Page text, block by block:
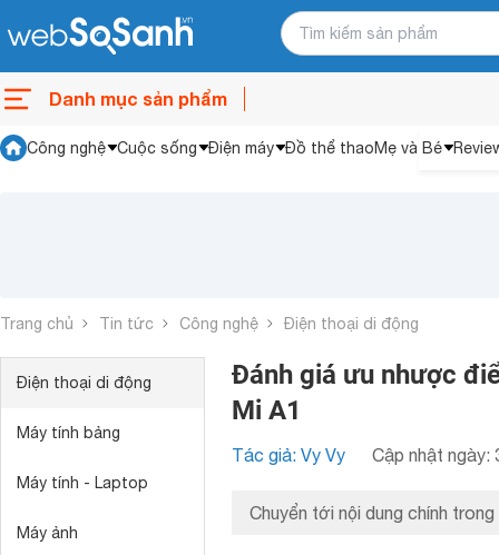
Danh mục sản phẩm
Công nghệ Cuộc sống Điện máy Đồ thể thaoMẹ và Bé
Trang chủ Tin tức Công nghệ Điện thoại di động
Điện thoại di động
Máy tính bảng
Máy tính - Laptop
Máy ảnh
Đánh giá ưu nhược
Mi A1
Tác giả: Vy Vy Cập nhật ngày:
Chuyển tới nội dung chính trong